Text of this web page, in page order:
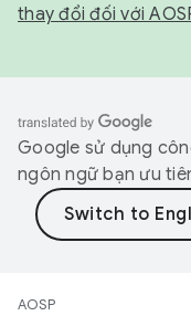
thay đổi đối với
Google sử dụng
ngôn ngữ bạn ưu
AOSP